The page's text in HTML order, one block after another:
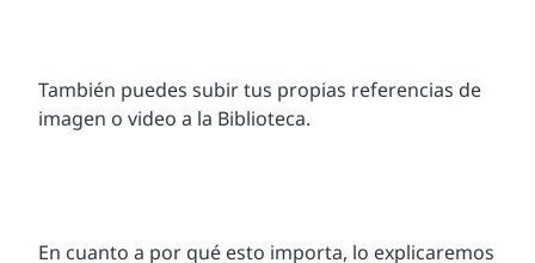
También puedes subir tus propias referencias de
imagen o video a la Biblioteca.
En cuanto a por qué esto importa, lo explicaremos